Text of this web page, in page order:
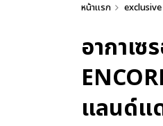
หน้าแรก exclusive
อากาเ
แลนด์แ